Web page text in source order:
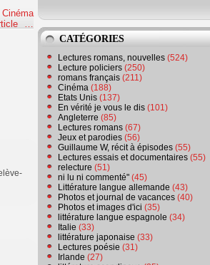
Cinéma
…
CATÉGORIES
Lectures romans, nouvelles (524)
Lecture policiers (250)
romans français (211)
Cinéma (188)
Etats Unis (137)
En vérité je vous le dis (101)
Angleterre (85)
Lectures romans (67)
Jeux et parodies (56)
Guillaume W, récit à épisodes (55)
Lectures essais et documentaires (55)
relecture (51)
ni lu ni commenté" (45)
Littérature langue allemande (43)
Photos et journal de vacances (40)
Photos et images d'ici (35)
littérature langue espagnole (34)
Italie (33)
littérature japonaise (33)
Lectures poésie (31)
Irlande (27)